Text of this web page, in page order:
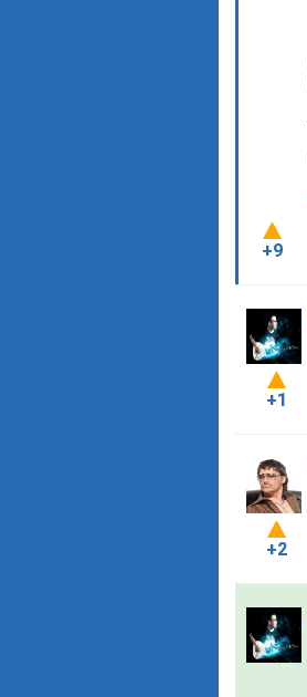
+9
+1
+2